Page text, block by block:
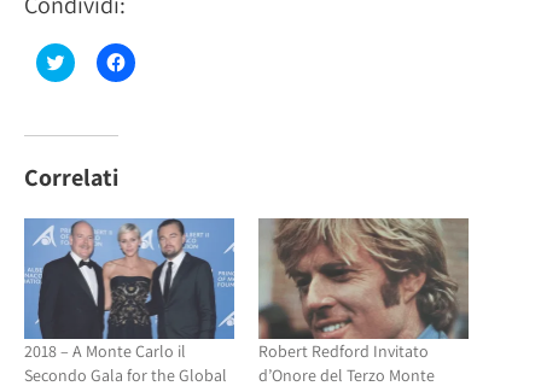
Fai
clic
su
(Si
apre
una
nuova
finestra)
Fai
clic
nuova
finestra)
Correlati
2018 – A Monte Carlo il
Secondo Gala for the Global
Robert Redford Invitato
d’Onore del Terzo Monte